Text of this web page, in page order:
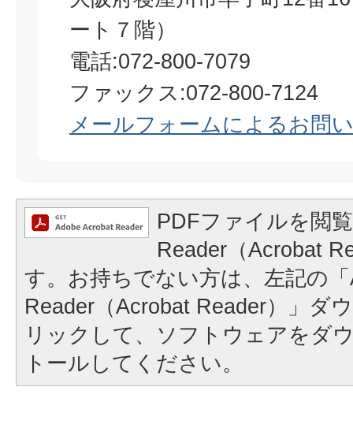
ート７階）
電話:072-800-7079
ファックス:072-800-7124​​​​​​​
メールフォームによるお問
PDFファイルを閲
Reader（Acrobat
す。お持ちでない方は、左記の
Reader（Acrobat Reader）」ダ
リックして、ソフトウェアをダ
トールしてください。